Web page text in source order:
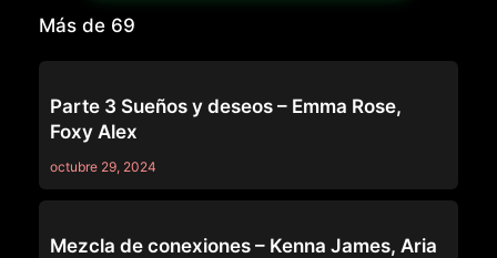
Más de 69
Parte 3 Sueños y deseos – Emma Rose,
Foxy Alex
octubre 29, 2024
Mezcla de conexiones – Kenna James, Aria